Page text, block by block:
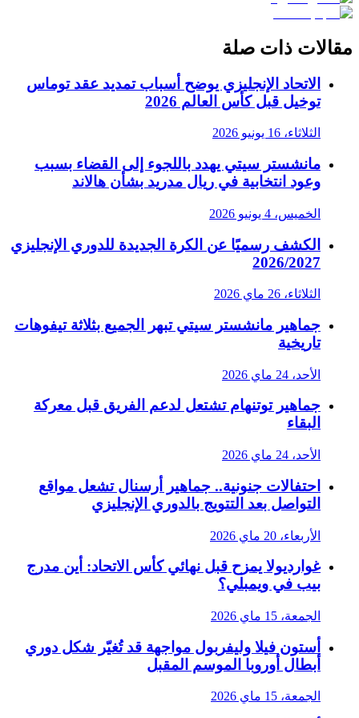
مقالات ذات صلة
الاتحاد الإنجليزي يوضح أسباب تمديد عقد توماس
توخيل قبل كأس العالم 2026
الثلاثاء، 16 يونيو 2026
مانشستر سيتي يهدد باللجوء إلى القضاء بسبب
وعود انتخابية في ريال مدريد بشأن هالاند
الخميس، 4 يونيو 2026
الكشف رسميًا عن الكرة الجديدة للدوري الإنجليزي
2026/2027
الثلاثاء، 26 ماي 2026
جماهير مانشستر سيتي تبهر الجميع بثلاثة تيفوهات
تاريخية
الأحد، 24 ماي 2026
جماهير توتنهام تشتعل لدعم الفريق قبل معركة
البقاء
الأحد، 24 ماي 2026
احتفالات جنونية.. جماهير أرسنال تشعل مواقع
التواصل بعد التتويج بالدوري الإنجليزي
الأربعاء، 20 ماي 2026
غوارديولا يمزح قبل نهائي كأس الاتحاد: أين مدرج
بيب في ويمبلي؟
الجمعة، 15 ماي 2026
أستون فيلا وليفربول مواجهة قد تُغيّر شكل دوري
أبطال أوروبا الموسم المقبل
الجمعة، 15 ماي 2026